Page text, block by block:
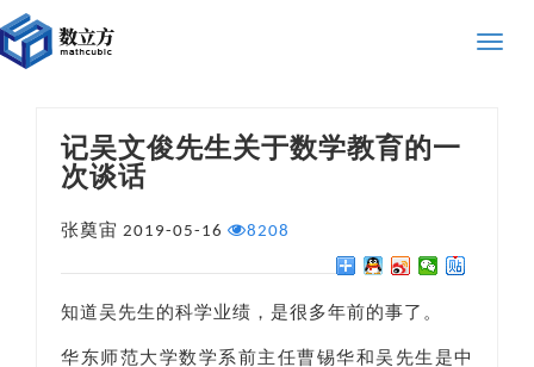
Toggle
记吴文俊先生关于数学教育的一
次谈话
张奠宙 2019-05-16 8208
知道吴先生的科学业绩，是很多年前的事了。
华东师范大学数学系前主任曹锡华和吴先生是中